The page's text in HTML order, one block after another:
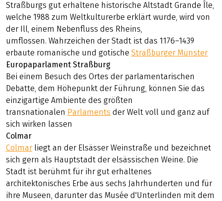
Straßburgs gut erhaltene historische Altstadt Grande Île,
welche 1988 zum Weltkulturerbe erklärt wurde, wird von
der Ill, einem Nebenfluss des Rheins,
umflossen. Wahrzeichen der Stadt ist das 1176–1439
erbaute romanische und gotischeStraßburger Münster
Europaparlament Straßburg
Bei einem Besuch des Ortes der parlamentarischen
Debatte, dem Höhepunkt der Führung, können Sie das
einzigartige Ambiente des größten
transnationalen Parlaments der Welt voll und ganz auf
sich wirken lassen
Colmar
Colmar liegt an der Elsässer Weinstraße und bezeichnet
sich gern als Hauptstadt der elsässischen Weine. Die
Stadt ist berühmt für ihr gut erhaltenes
architektonisches Erbe aus sechs Jahrhunderten und für
ihre Museen, darunter das Musée d'Unterlinden mit dem